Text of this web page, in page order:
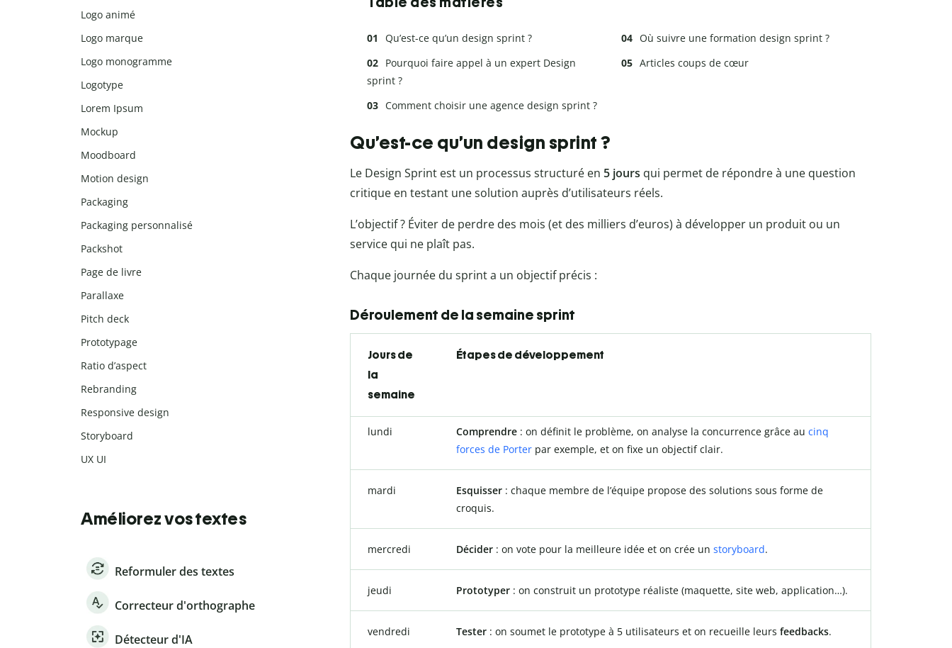
Qu’est-ce qu’un design sprint ?
Pourquoi faire appel à un expert Design
sprint ?
Comment choisir une agence design sprint ?
Où suivre une formation design sprint ?
Articles coups de cœur
Qu’est-ce qu’un design sprint ?
Le Design Sprint est un processus structuré en 5 jours qui permet de répondre à une question
critique en testant une solution auprès d’utilisateurs réels.
L’objectif ? Éviter de perdre des mois (et des milliers d’euros) à développer un produit ou un
service qui ne plaît pas.
Chaque journée du sprint a un objectif précis :
Déroulement de la semaine sprint
Jours de
la
semaine
Étapes de développement
lundi Comprendre : on définit le problème, on analyse la concurrence grâce au cinq
forces de Porter par exemple, et on fixe un objectif clair.
mardi Esquisser : chaque membre de l’équipe propose des solutions sous forme de
croquis.
mercredi Décider : on vote pour la meilleure idée et on crée un storyboard.
jeudi Prototyper : on construit un prototype réaliste (maquette, site web, application…).
vendredi Tester : on soumet le prototype à 5 utilisateurs et on recueille leurs feedbacks.
Logo animé
Logo marque
Logo monogramme
Logotype
Lorem Ipsum
Mockup
Moodboard
Motion design
Packaging
Packaging personnalisé
Packshot
Page de livre
Parallaxe
Pitch deck
Prototypage
Ratio d’aspect
Rebranding
Responsive design
Storyboard
UX UI
Améliorez vos textes
Reformuler des textes
Correcteur d'orthographe
Détecteur d'IA